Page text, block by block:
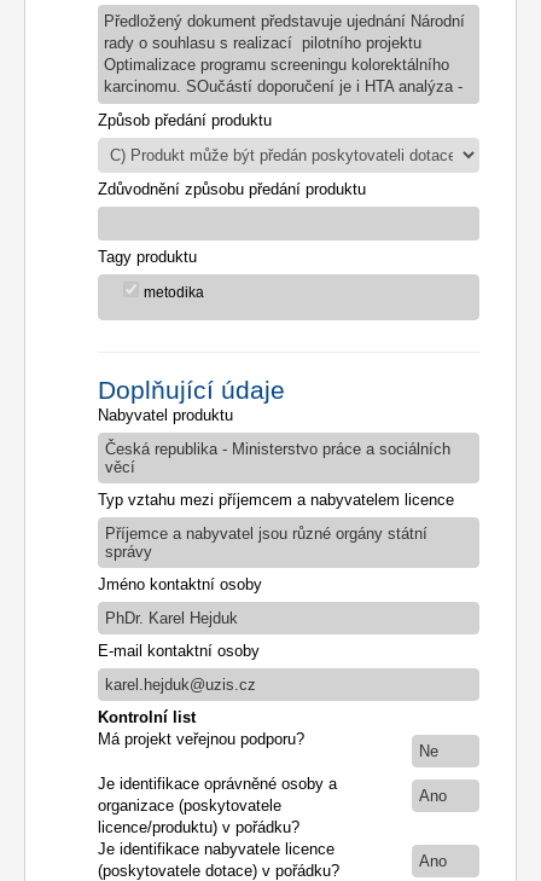
Předložený dokument představuje ujednání Národní
rady o souhlasu s realizací pilotního projektu
Optimalizace programu screeningu kolorektálního
karcinomu. SOučástí doporučení je i HTA analýza -
Způsob předání produktu
Zdůvodnění způsobu předání produktu
Tagy produktu
metodika
Doplňující údaje
Nabyvatel produktu
Česká republika - Ministerstvo práce a sociálních
věcí
Typ vztahu mezi příjemcem a nabyvatelem licence
Příjemce a nabyvatel jsou různé orgány státní
správy
Jméno kontaktní osoby
PhDr. Karel Hejduk
E-mail kontaktní osoby
karel.hejduk@uzis.cz
Kontrolní list
Má projekt veřejnou podporu?
Ne
Je identifikace oprávněné osoby a
organizace (poskytovatele
licence/produktu) v pořádku?
Ano
Je identifikace nabyvatele licence
(poskytovatele dotace) v pořádku?
Ano